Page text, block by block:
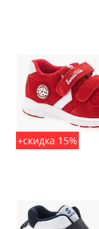
+скидка 15%